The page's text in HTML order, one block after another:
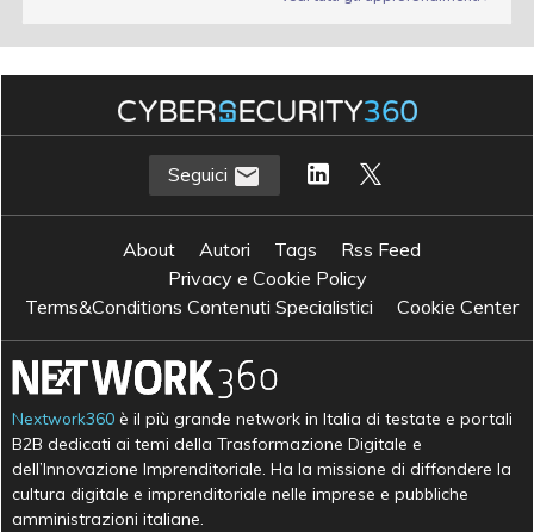
Seguici
About Autori Tags
Rss Feed
Privacy e Cookie Policy
Terms&Conditions Contenuti Specialistici
Cookie Center
Nextwork360 è il più grande network in Italia di testate e portali
B2B dedicati ai temi della Trasformazione Digitale e
dell’Innovazione Imprenditoriale. Ha la missione di diffondere la
cultura digitale e imprenditoriale nelle imprese e pubbliche
amministrazioni italiane.